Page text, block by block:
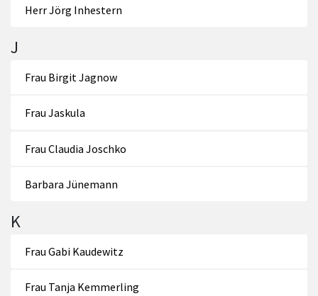
Herr Jörg Inhestern
J
Frau Birgit Jagnow
Frau Jaskula
Frau Claudia Joschko
Barbara Jünemann
K
Frau Gabi Kaudewitz
Frau Tanja Kemmerling